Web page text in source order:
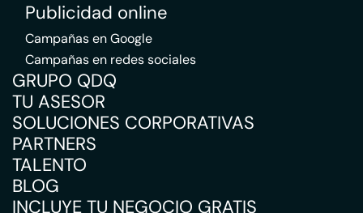
Publicidad online
Campañas en Google
Campañas en redes sociales
GRUPO QDQ
TU ASESOR
SOLUCIONES CORPORATIVAS
PARTNERS
TALENTO
BLOG
INCLUYE TU NEGOCIO GRATIS